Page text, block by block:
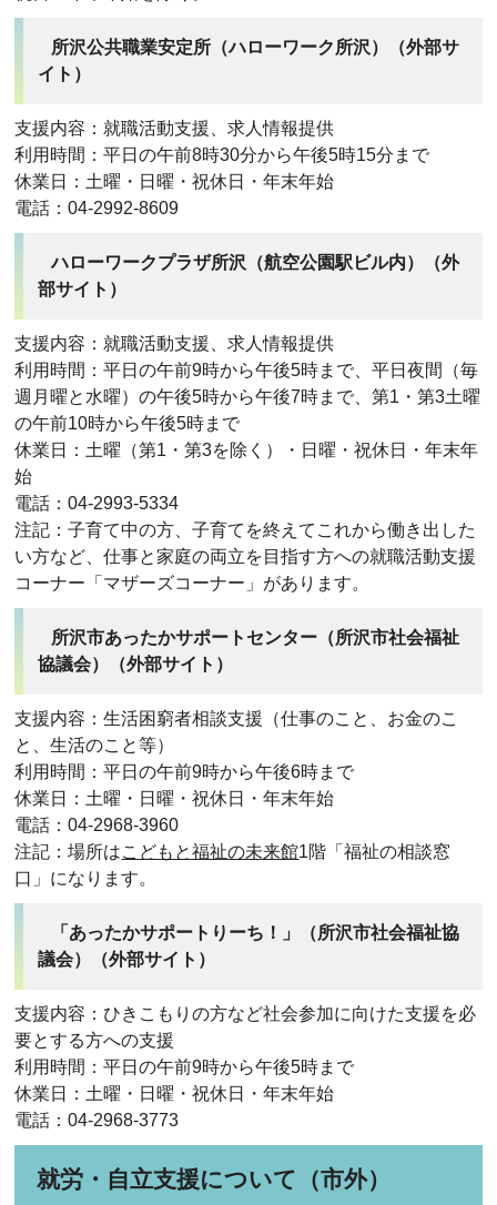
所沢公共職業安定所（ハローワーク所沢）（外部サ
イト）
支援内容：就職活動支援、求人情報提供
利用時間：平日の午前8時30分から午後5時15分まで
休業日：土曜・日曜・祝休日・年末年始
電話：04-2992-8609
ハローワークプラザ所沢（航空公園駅ビル内）（外
部サイト）
支援内容：就職活動支援、求人情報提供
利用時間：平日の午前9時から午後5時まで、平日夜間（毎
週月曜と水曜）の午後5時から午後7時まで、第1・第3土曜
の午前10時から午後5時まで
休業日：土曜（第1・第3を除く）・日曜・祝休日・年末年
始
電話：04-2993-5334
注記：子育て中の方、子育てを終えてこれから働き出した
い方など、仕事と家庭の両立を目指す方への就職活動支援
コーナー「マザーズコーナー」があります。
所沢市あったかサポートセンター（所沢市社会福祉
協議会）（外部サイト）
支援内容：生活困窮者相談支援（仕事のこと、お金のこ
と、生活のこと等）
利用時間：平日の午前9時から午後6時まで
休業日：土曜・日曜・祝休日・年末年始
電話：04-2968-3960
注記：場所はこどもと福祉の未来館1階「福祉の相談窓
口」になります。
「あったかサポートりーち！」（所沢市社会福祉協
議会）（外部サイト）
支援内容：ひきこもりの方など社会参加に向けた支援を必
要とする方への支援
利用時間：平日の午前9時から午後5時まで
休業日：土曜・日曜・祝休日・年末年始
電話：04-2968-3773
就労・自立支援について（市外）